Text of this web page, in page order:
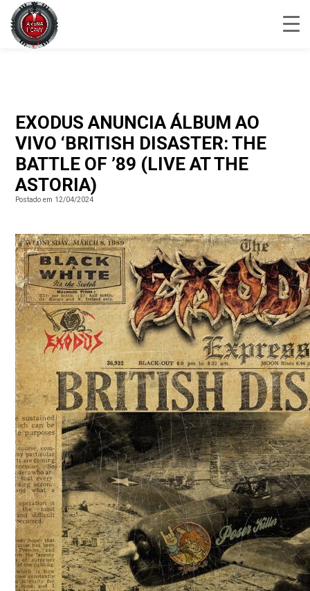
EXODUS ANUNCIA ÁLBUM AO
VIVO ‘BRITISH DISASTER: THE
BATTLE OF ’89 (LIVE AT THE
ASTORIA)
Postado em 12/04/2024